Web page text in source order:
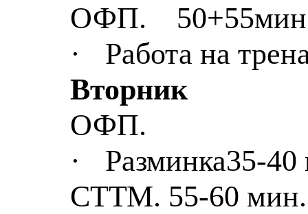
ОФП.
·
Работа на
Вторник
ОФП.
·
Разминка35-
СТТМ. 55-60 мин.